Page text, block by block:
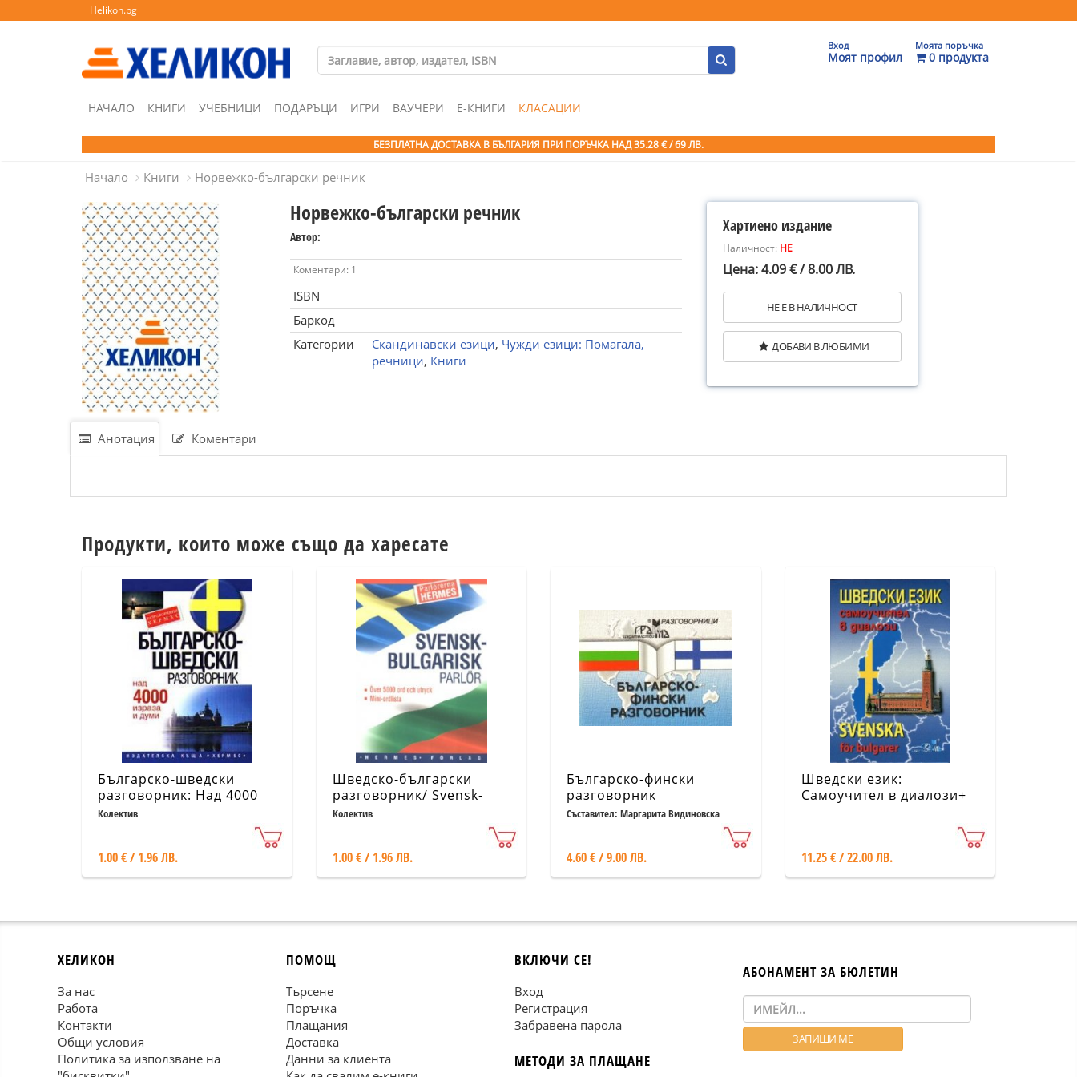
Helikon.bg
Вход
Моят профил
Моята поръчка
0 продукта
НАЧАЛО КНИГИ УЧЕБНИЦИ ПОДАРЪЦИ ИГРИ ВАУЧЕРИ Е-КНИГИ КЛАСАЦИИ
БЕЗПЛАТНА ДОСТАВКА В БЪЛГАРИЯ ПРИ ПОРЪЧКА НАД 35.28 € / 69 ЛВ.
Начало Книги Норвежко-български речник
Норвежко-български речник
Автор:
Коментари: 1
ISBN
Баркод
Категории
Скандинавски езици, Чужди езици: Помагала,
речници, Книги
Хартиено издание
Наличност: НЕ
Цена: 4.09 € / 8.00 ЛВ.
НЕ Е В НАЛИЧНОСТ
ДОБАВИ В ЛЮБИМИ
Анотация Коментари
Продукти, които може също да харесате
Българско-шведски
разговорник: Над 4000
израза и думи
Колектив
1.00 € / 1.96 ЛВ.
Шведско-български
разговорник/ Svensk-
bulgarisk parlor
Колектив
1.00 € / 1.96 ЛВ.
Българско-фински
разговорник
Съставител: Маргарита Видиновска
4.60 € / 9.00 ЛВ.
Шведски език:
Самоучител в диалози+
11.25 € / 22.00 ЛВ.
ХЕЛИКОН
За нас
Работа
Контакти
Общи условия
Политика за използване на
ПОМОЩ
Търсене
Поръчка
Плащания
Доставка
Данни за клиента
ВКЛЮЧИ СЕ!
Вход
Регистрация
Забравена парола
МЕТОДИ ЗА ПЛАЩАНЕ
АБОНАМЕНТ ЗА БЮЛЕТИН